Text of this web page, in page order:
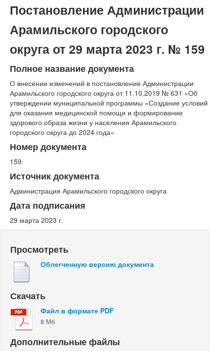
Постановление Администрации
Арамильского городского
округа от 29 марта 2023 г. № 159
Полное название документа
О внесении изменений в постановление Администрации
Арамильского городского округа от 11.10.2019 № 631 «Об
утверждении муниципальной программы «Создание условий
для оказания медицинской помощи и формирование
здорового образа жизни у населения Арамильского
городского округа до 2024 года»
Номер документа
159
Источник документа
Администрация Арамильского городского округа
Дата подписания
29 марта 2023 г.
Просмотреть
Облегченную версию документа
Скачать
Файл в формате PDF
8 Мб
Дополнительные файлы